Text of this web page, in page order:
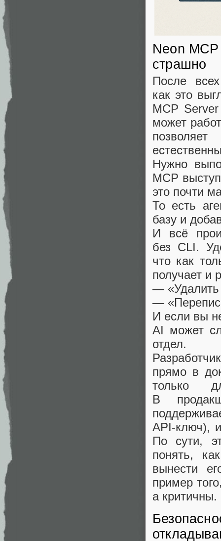
Neon
страшно
После
как это
MCP
может
Нужно
MCP
это почти
То есть
базу и
И всё
без CLI.
что как
получает и
— «Удалить
—
И если вы
AI может
отдел.
прямо в
только
В
API‑ключ),
По сути,
понять,
вынести
пример
а критичны.